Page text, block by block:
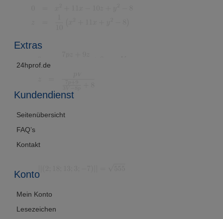
Extras
24hprof.de
Kundendienst
Seitenübersicht
FAQ’s
Kontakt
Konto
Mein Konto
Lesezeichen